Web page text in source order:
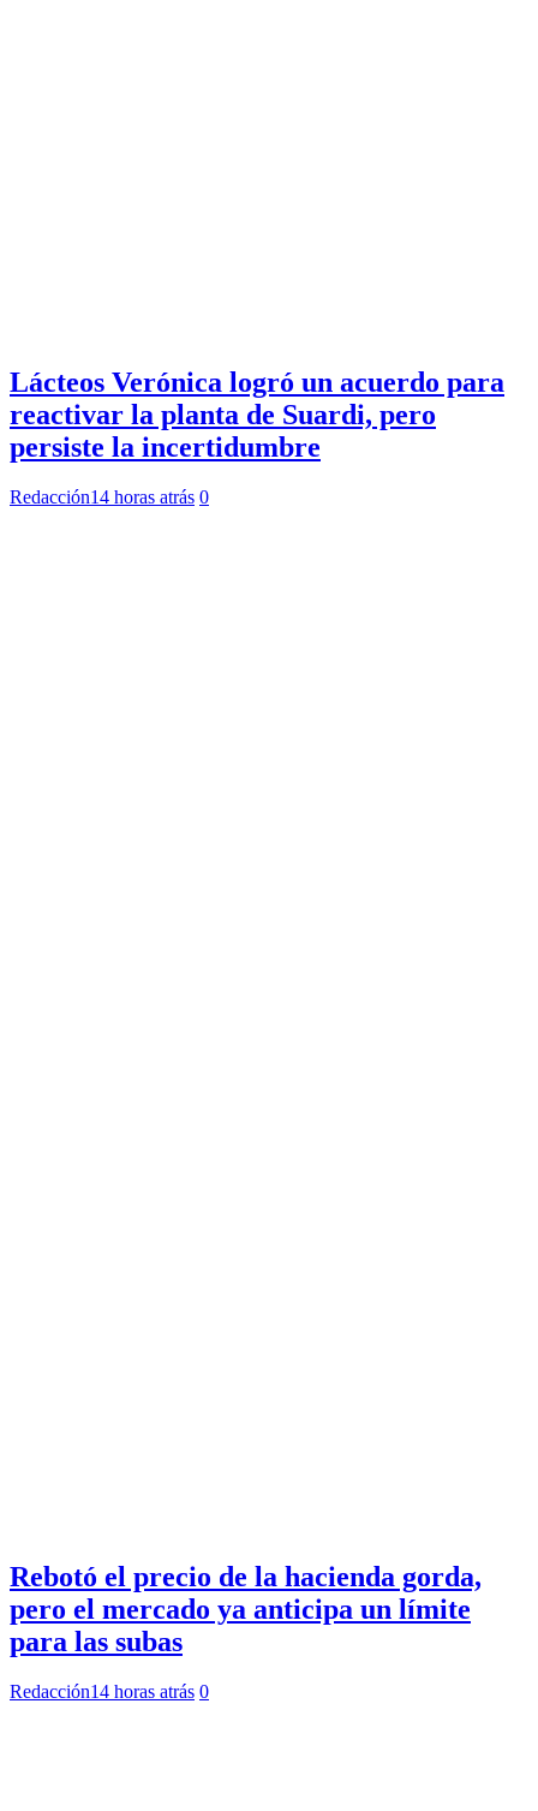
Lácteos Verónica logró un acuerdo para
reactivar la planta de Suardi, pero
persiste la incertidumbre
Redacción14 horas atrás 0
Rebotó el precio de la hacienda gorda,
pero el mercado ya anticipa un límite
para las subas
Redacción14 horas atrás 0